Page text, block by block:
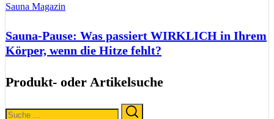
Sauna Magazin
Sauna-Pause: Was passiert WIRKLICH in Ihrem
Körper, wenn die Hitze fehlt?
Produkt- oder Artikelsuche
Search